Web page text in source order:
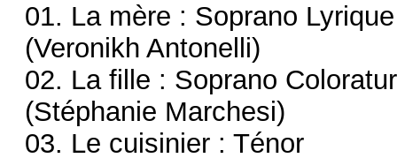
01. La mère : Soprano Lyrique
(Veronikh Antonelli)
02. La fille : Soprano
(Stéphanie Marchesi)
03. Le cuisinier : Ténor